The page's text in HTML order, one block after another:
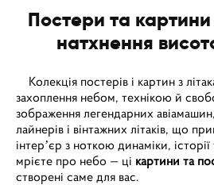
Постери та
натхнення
Колекція постерів і картин з
захоплення небом, технікою й
зображення легендарних
лайнерів і вінтажних літаків, що
інтерʼєр з ноткою динаміки,
мрієте про небо — ці картини та
створені саме для вас.